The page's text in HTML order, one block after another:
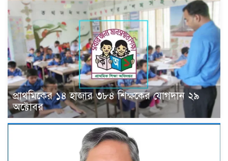
প্রাথমিকের ১৪ হাজার ৩৮৪ শিক্ষকের যোগদান ২৯
অক্টোবর